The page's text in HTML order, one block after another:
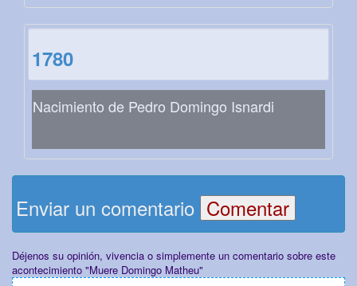
1780
Nacimiento de Pedro Domingo Isnardi
Enviar un comentario
Déjenos su opinión, vivencia o simplemente un comentario sobre este
acontecimiento "Muere Domingo Matheu"